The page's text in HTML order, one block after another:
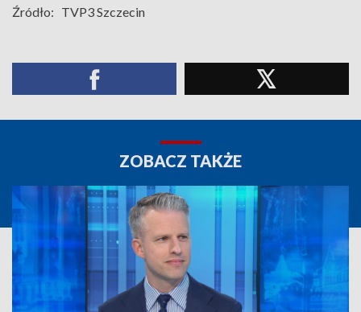
Źródło: TVP3 Szczecin
ZOBACZ TAKŻE